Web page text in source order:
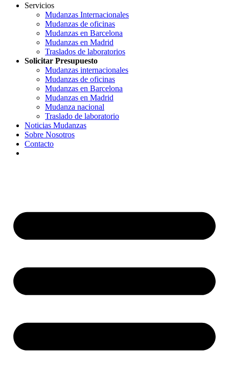
Servicios
Mudanzas Internacionales
Mudanzas de oficinas
Mudanzas en Barcelona
Mudanzas en Madrid
Traslados de laboratorios
Solicitar Presupuesto
Mudanzas internacionales
Mudanzas de oficinas
Mudanzas en Barcelona
Mudanzas en Madrid
Mudanza nacional
Traslado de laboratorio
Noticias Mudanzas
Sobre Nosotros
Contacto